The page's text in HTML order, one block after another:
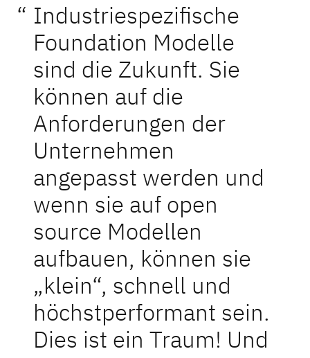
Industriespezifische
Foundation Modelle
sind die Zukunft. Sie
können auf die
Anforderungen der
Unternehmen
angepasst werden und
wenn sie auf open
source Modellen
aufbauen, können sie
„klein“, schnell und
höchstperformant sein.
Dies ist ein Traum! Und